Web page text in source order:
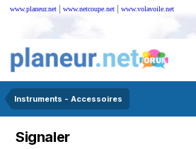
www.planeur.net | www.netcoupe.net | www.volavoile.net
Instruments - Accessoires
Signaler